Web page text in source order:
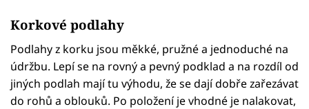
Korkové podlahy
Podlahy z korku jsou měkké, pružné a jednoduché na
údržbu. Lepí se na rovný a pevný podklad a na rozdíl od
jiných podlah mají tu výhodu, že se dají dobře zařezávat
do rohů a oblouků. Po položení je vhodné je nalakovat,